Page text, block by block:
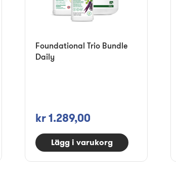
Foundational Trio Bundle
Daily
kr 1.289,00
Lägg i varukorg